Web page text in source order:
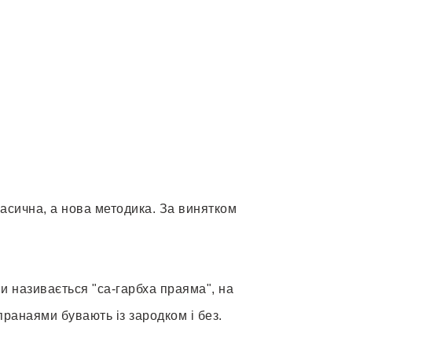
а нова методика. За винятком
називається "са-гарбха праяма", на
бувають із зародком і без.